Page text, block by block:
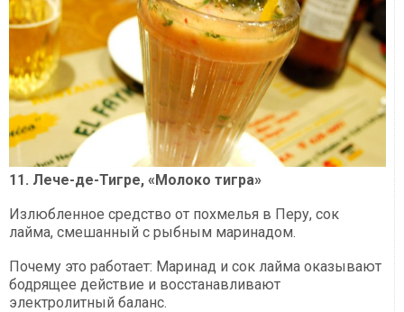
11. Лече-де-Тигре, «Молоко тигра»
Излюбленное средство от похмелья в Перу, сок
лайма, смешанный с рыбным маринадом.
Почему это работает: Маринад и сок лайма оказывают
бодрящее действие и восстанавливают
электролитный баланс.